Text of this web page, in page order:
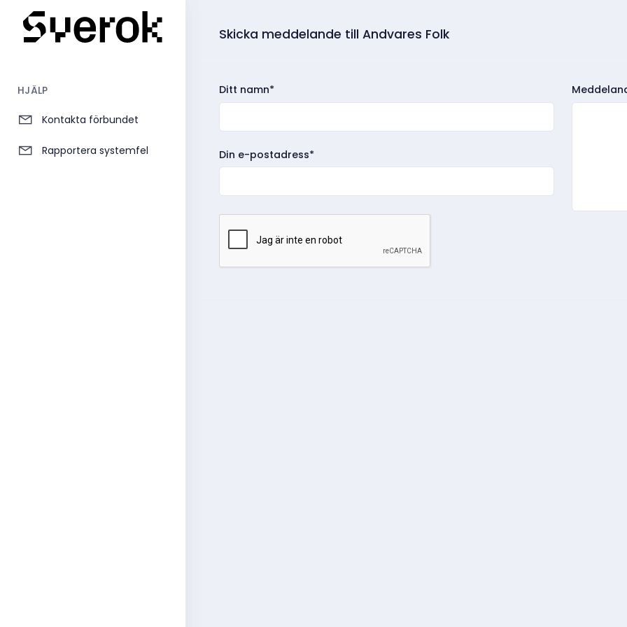
HJÄLP
Kontakta förbundet
Rapportera systemfel
Skicka meddelande till Andvares Folk
Ditt namn*
Din e-postadress*